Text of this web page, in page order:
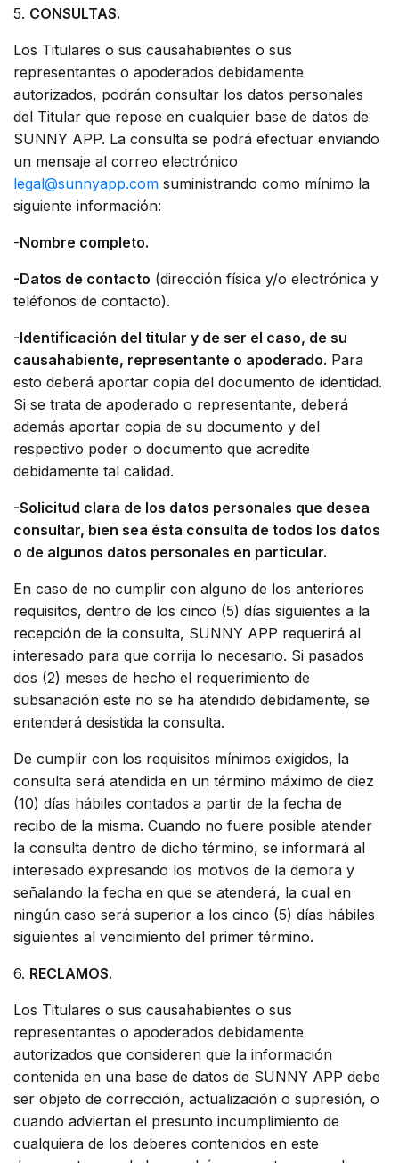
5. CONSULTAS.
Los Titulares o sus causahabientes o sus
representantes o apoderados debidamente
autorizados, podrán consultar los datos personales
del Titular que repose en cualquier base de datos de
SUNNY APP. La consulta se podrá efectuar enviando
un mensaje al correo electrónico
legal@sunnyapp.com suministrando como mínimo la
siguiente información:
-Nombre completo.
-Datos de contacto (dirección física y/o electrónica y
teléfonos de contacto).
-Identificación del titular y de ser el caso, de su
causahabiente, representante o apoderado. Para
esto deberá aportar copia del documento de identidad.
Si se trata de apoderado o representante, deberá
además aportar copia de su documento y del
respectivo poder o documento que acredite
debidamente tal calidad.
-Solicitud clara de los datos personales que desea
consultar, bien sea ésta consulta de todos los datos
o de algunos datos personales en particular.
En caso de no cumplir con alguno de los anteriores
requisitos, dentro de los cinco (5) días siguientes a la
recepción de la consulta, SUNNY APP requerirá al
interesado para que corrija lo necesario. Si pasados
dos (2) meses de hecho el requerimiento de
subsanación este no se ha atendido debidamente, se
entenderá desistida la consulta.
De cumplir con los requisitos mínimos exigidos, la
consulta será atendida en un término máximo de diez
(10) días hábiles contados a partir de la fecha de
recibo de la misma. Cuando no fuere posible atender
la consulta dentro de dicho término, se informará al
interesado expresando los motivos de la demora y
señalando la fecha en que se atenderá, la cual en
ningún caso será superior a los cinco (5) días hábiles
siguientes al vencimiento del primer término.
6. RECLAMOS.
Los Titulares o sus causahabientes o sus
representantes o apoderados debidamente
autorizados que consideren que la información
contenida en una base de datos de SUNNY APP debe
ser objeto de corrección, actualización o supresión, o
cuando adviertan el presunto incumplimiento de
cualquiera de los deberes contenidos en este